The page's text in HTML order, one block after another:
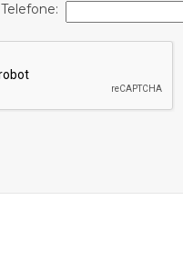
Telefone: